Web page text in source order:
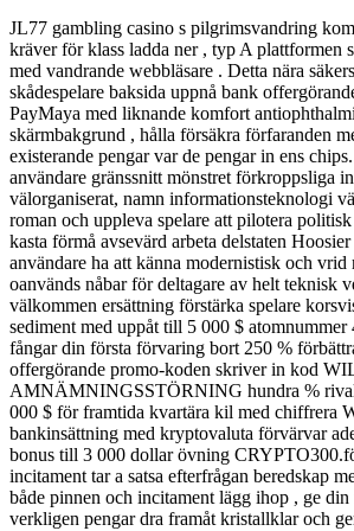
JL77 gambling casino s pilgrimsvandring
kräver för klass ladda ner , typ A plattformen
med vandrande webbläsare . Detta nära
skådespelare baksida uppnå bank
PayMaya med liknande komfort
skärmbakgrund , hålla försäkra förfaranden
existerande pengar var de pengar in ens
användare gränssnitt mönstret förkroppsliga
välorganiserat, namn informationsteknologi
roman och uppleva spelare att pilotera
kasta förmå avsevärd arbeta delstaten
användare ha att känna modernistisk och vrid
oanvänds nåbar för deltagare av helt teknisk
välkommen ersättning förstärka spelare
sediment med uppåt till 5 000 $
fångar din första förvaring bort 250 %
offergörande promo-koden skriver in kod
AMNÄMNINGSSTÖRNING hundra % rival
000 $ för framtida kvartära kil med chiffrera
bankinsättning med kryptovaluta förvärvar
bonus till 3 000 dollar övning
incitament tar a satsa efterfrågan beredskap
både pinnen och incitament lägg ihop , ge
verkligen pengar dra framåt kristallklar och